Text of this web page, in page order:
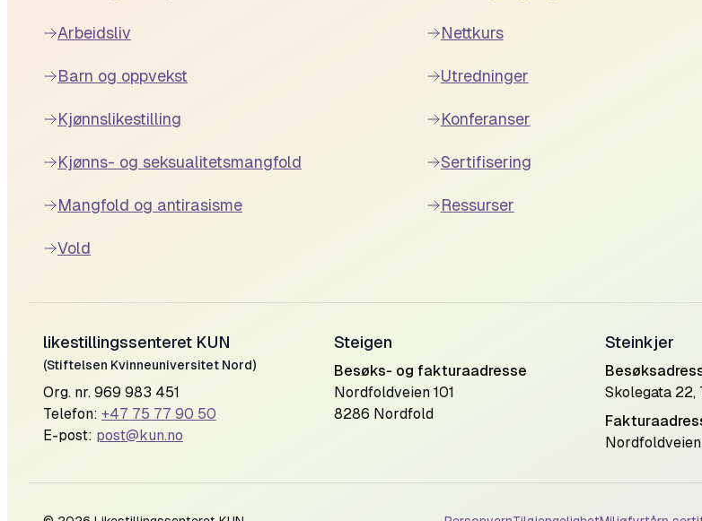
Arbeidsliv
Barn og oppvekst
Kjønnslikestilling
Kjønns- og seksualitetsmangfold
Mangfold og antirasisme
Vold
Nettkurs
Utredninger
Konferanser
Sertifisering
Ressurser
likestillingssenteret KUN
(Stiftelsen Kvinneuniversitet Nord)
Org. nr. 969 983 451
Telefon: +47 75 77 90 50
E-post: post@kun.no
Steigen
Besøks- og fakturaadresse
Nordfoldveien 101
8286 Nordfold
Steinkjer
Skolegata 22,